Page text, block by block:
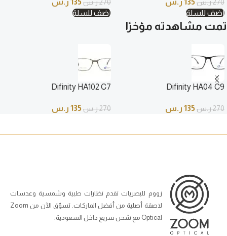
270ر.س
أضف للسلة
270ر.س
أضف للسلة
تمت مشاهدته مؤخرًا
Difinity HA04 C9
270ر.س135 ر.س
Difinity HA102 C7
270ر.س135 ر.س
زووم للبصريات تقدم نظارات طبية وشمسية وعدسات
لاصقة أصلية من أفضل الماركات. تسوّق الآن من Zoom
Optical مع شحن سريع داخل السعودية.